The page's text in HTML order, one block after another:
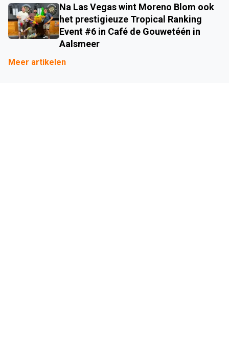
Na Las Vegas wint Moreno Blom ook
het prestigieuze Tropical Ranking
Event #6 in Café de Gouwetéén in
Aalsmeer
Meer artikelen